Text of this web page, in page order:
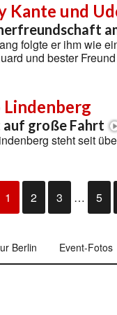
Kante und
folgte er ihm wie
und bester
Lindenberg
auf große Fahrt
steht seit
1 2 3 … 5
Berlin Event-Fotos